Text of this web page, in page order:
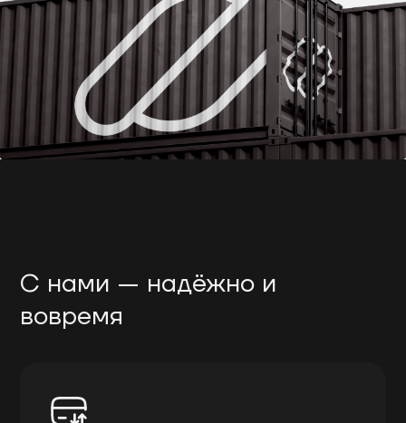
С нами — надёжно и
вовремя